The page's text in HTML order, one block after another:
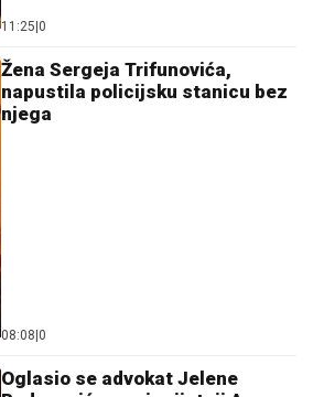
11:25|0
Žena Sergeja Trifunovića,
napustila policijsku stanicu bez
njega
08:08|0
Oglasio se advokat Jelene